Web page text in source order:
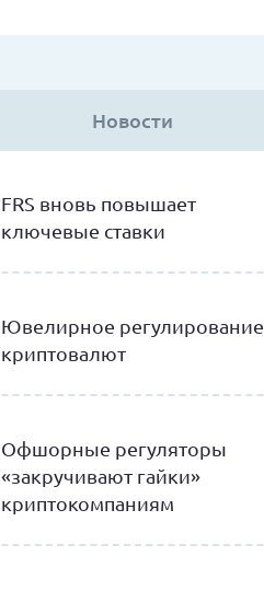
Новости
FRS вновь повышает
ключевые ставки
Ювелирное регулирование
криптовалют
Офшорные регуляторы
«закручивают гайки»
криптокомпаниям